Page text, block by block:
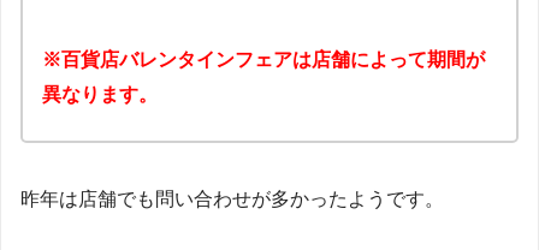
※百貨店バレンタインフェアは店舗によって期間が
異なります。
昨年は店舗でも問い合わせが多かったようです。